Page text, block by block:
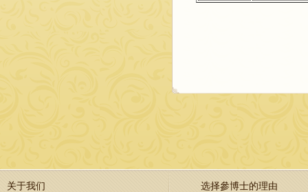
关于我们 选择參博士的理由